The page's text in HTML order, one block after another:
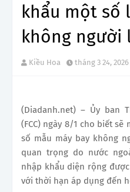
khẩu một số
không người
Kiều Hoa tháng 3 24, 2026
(Diadanh.net) – Ủy ban
(FCC) ngày 8/1 cho biết
số mẫu máy bay không
quan trọng do nước
nhập khẩu diện rộng
với thời hạn áp dụng đến